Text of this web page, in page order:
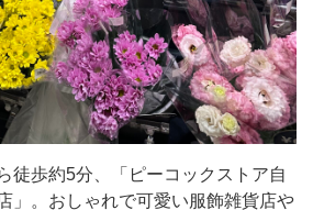
徒歩約5分、「ピーコックストア自
」。おしゃれで可愛い服飾雑貨店や